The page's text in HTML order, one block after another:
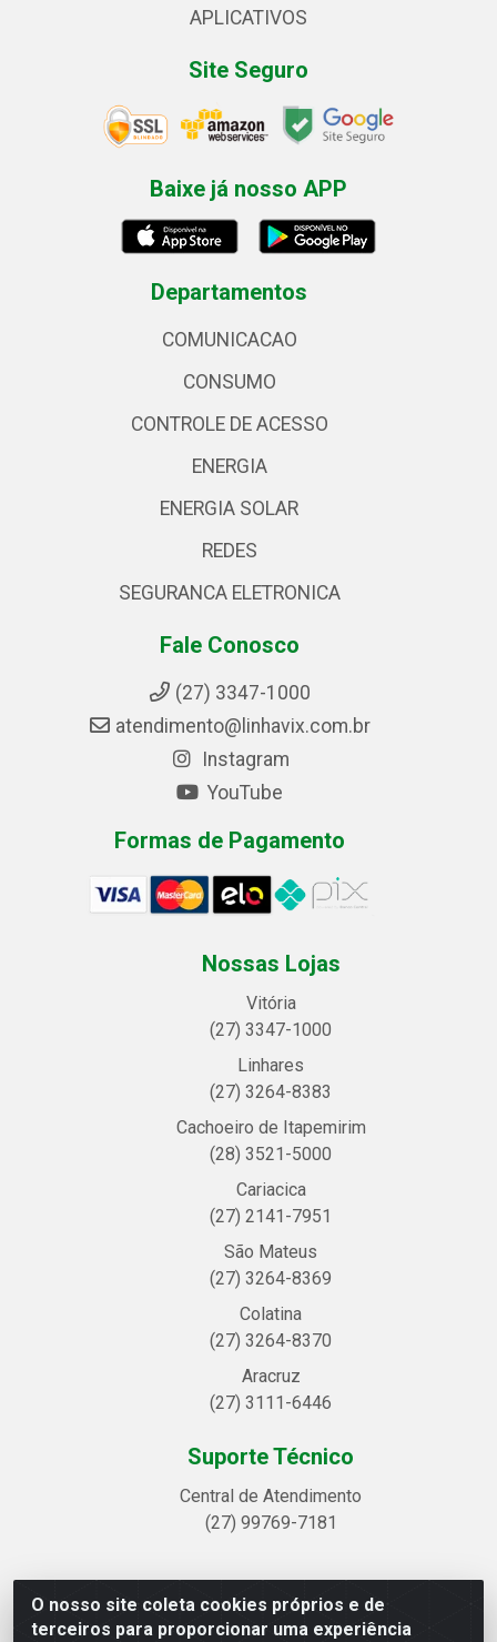
O nosso site coleta cookies próprios e de
terceiros para proporcionar uma experiência
APLICATIVOS
Site Seguro
Baixe já nosso APP
Departamentos
COMUNICACAO
CONSUMO
CONTROLE DE ACESSO
ENERGIA
ENERGIA SOLAR
REDES
SEGURANCA ELETRONICA
Fale Conosco
(27) 3347-1000
atendimento@linhavix.com.br
Instagram
YouTube
Formas de Pagamento
Nossas Lojas
Vitória
(27) 3347-1000
Linhares
(27) 3264-8383
Cachoeiro de Itapemirim
(28) 3521-5000
Cariacica
(27) 2141-7951
São Mateus
(27) 3264-8369
Colatina
(27) 3264-8370
Aracruz
(27) 3111-6446
Suporte Técnico
Central de Atendimento
(27) 99769-7181
Linhavix Distribuidora LTDA - Avenida Alegre, 2521 -